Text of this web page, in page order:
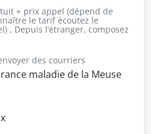
+ prix appel (dépend de
le tarif écoutez le
, Depuis l’étranger, composez
des courriers
maladie de la Meuse